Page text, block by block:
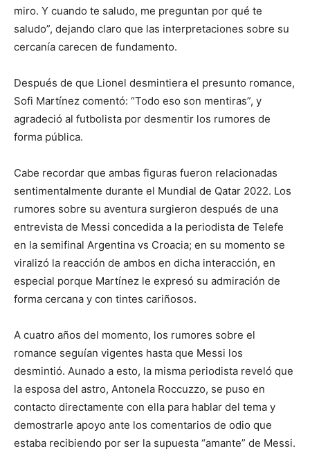
miro. Y cuando te saludo, me preguntan por qué te
saludo”, dejando claro que las interpretaciones sobre su
cercanía carecen de fundamento.
Después de que Lionel desmintiera el presunto romance,
Sofi Martínez comentó: “Todo eso son mentiras”, y
agradeció al futbolista por desmentir los rumores de
forma pública.
Cabe recordar que ambas figuras fueron relacionadas
sentimentalmente durante el Mundial de Qatar 2022. Los
rumores sobre su aventura surgieron después de una
entrevista de Messi concedida a la periodista de Telefe
en la semifinal Argentina vs Croacia; en su momento se
viralizó la reacción de ambos en dicha interacción, en
especial porque Martínez le expresó su admiración de
forma cercana y con tintes cariñosos.
A cuatro años del momento, los rumores sobre el
romance seguían vigentes hasta que Messi los
desmintió. Aunado a esto, la misma periodista reveló que
la esposa del astro, Antonela Roccuzzo, se puso en
contacto directamente con ella para hablar del tema y
demostrarle apoyo ante los comentarios de odio que
estaba recibiendo por ser la supuesta “amante” de Messi.